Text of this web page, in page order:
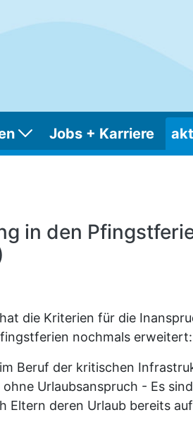
Jobs + Karriere
in den
die Kriterien für die
nochmals erweitert:
Beruf der kritischen
Urlaubsanspruch - Es
Eltern deren Urlaub bereits